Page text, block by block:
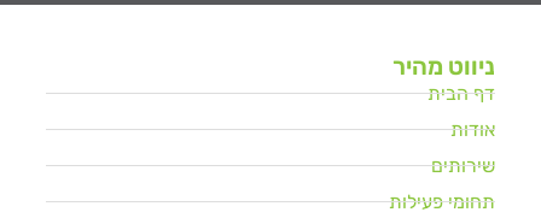
ניווט מהיר
דף הבית
אודות
שירותים
תחומי פעילות